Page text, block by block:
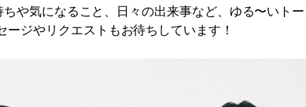
ちや気になること、日々の出来事など、ゆる〜いト
ージやリクエストもお待ちしています！